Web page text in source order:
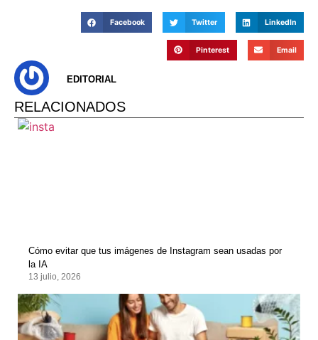
Facebook Twitter LinkedIn
Pinterest Email
EDITORIAL
RELACIONADOS
Cómo evitar que tus imágenes de Instagram sean usadas por
la IA
13 julio, 2026